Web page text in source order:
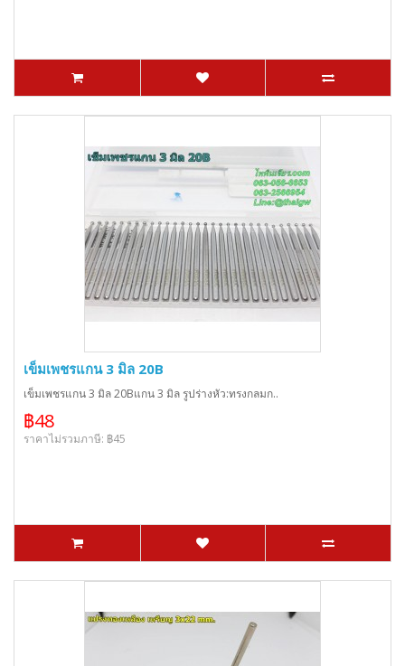
เข็มเพชรแกน 3 มิล 20B
เข็มเพชรแกน 3 มิล 20Bแกน 3 มิล รูปร่างหัว:ทรงกลมก..
฿48
ราคาไม่รวมภาษี: ฿45